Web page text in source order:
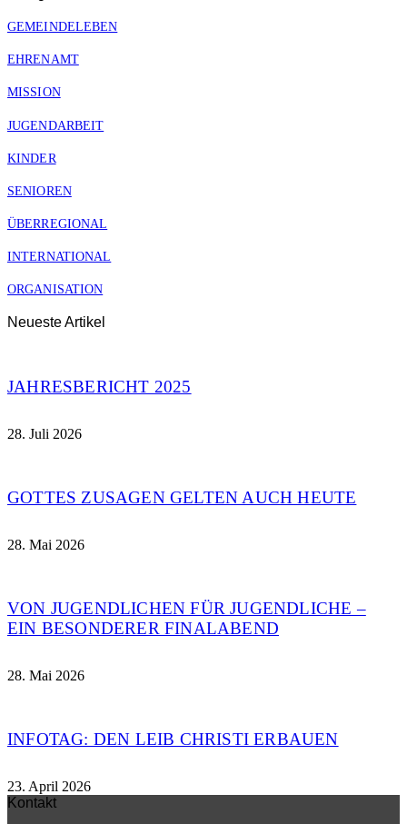
GEMEINDELEBEN
EHRENAMT
MISSION
JUGENDARBEIT
KINDER
SENIOREN
ÜBERREGIONAL
INTERNATIONAL
ORGANISATION
Neueste Artikel
JAHRESBERICHT 2025
28. Juli 2026
GOTTES ZUSAGEN GELTEN AUCH HEUTE
28. Mai 2026
VON JUGENDLICHEN FÜR JUGENDLICHE –
EIN BESONDERER FINALABEND
28. Mai 2026
INFOTAG: DEN LEIB CHRISTI ERBAUEN
23. April 2026
Kontakt